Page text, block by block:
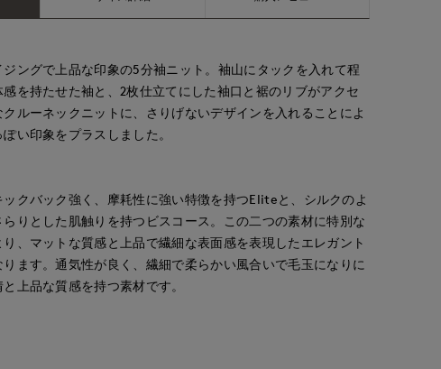
ングで上品な印象の5分袖ニット。袖山にタックを入れて程
を持たせた袖と、2枚仕立てにした袖口と裾のリブがアクセ
ルーネックニットに、さりげないデザインを入れることによ
い印象をプラスしました。
クバック強く、摩耗性に強い特徴を持つEliteと、シルクのよ
りとした肌触りを持つビスコース。この二つの素材に特別な
、マットな質感と上品で繊細な表面感を表現したエレガント
ます。通気性が良く、繊細で柔らかい風合いで毛玉になりに
上品な質感を持つ素材です。